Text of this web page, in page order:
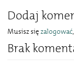
Dodaj
Musisz sięzalogować
Brak